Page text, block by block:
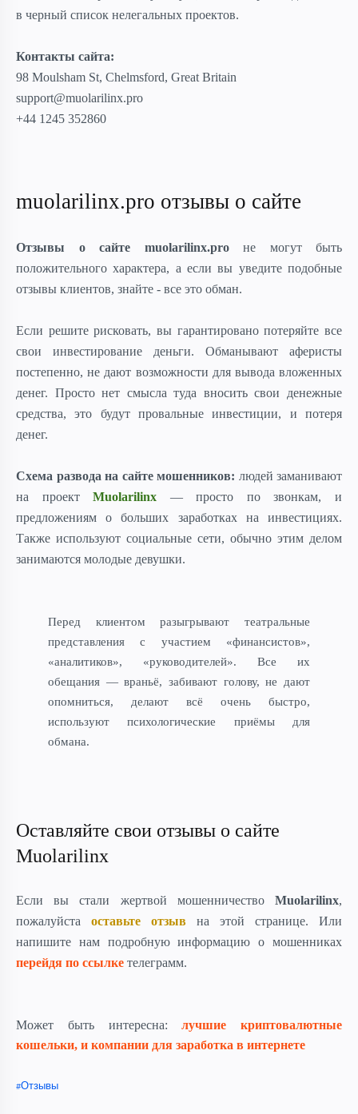
в черный список нелегальных проектов.
Контакты сайта:
98 Moulsham St, Chelmsford, Great Britain
support@muolarilinx.pro
+44 1245 352860
muolarilinx.pro отзывы о сайте
Отзывы о сайте muolarilinx.proне могут быть
положительного характера, а если вы уведите подобные
отзывы клиентов, знайте - все это обман.
Если решите рисковать, вы гарантировано потеряйте все
свои инвестирование деньги. Обманывают аферисты
постепенно, не дают возможности для вывода вложенных
денег. Просто нет смысла туда вносить свои денежные
средства, это будут провальные инвестиции, и потеря
денег.
Схема развода на сайте мошенников: людей заманивают
на проектMuolarilinx — просто по звонкам, и
предложениям о больших заработках на инвестициях.
Также используют социальные сети, обычно этим делом
занимаются молодые девушки.
Перед клиентом разыгрывают театральные
представления с участием «финансистов»,
«аналитиков», «руководителей». Все их
обещания — враньё, забивают голову, не дают
опомниться, делают всё очень быстро,
используют психологические приёмы для
обмана.
Оставляйте свои отзывы о сайте
Muolarilinx
Если вы стали жертвой мошенничество Muolarilinx,
пожалуйста оставьте отзыв на этой странице. Или
напишите нам подробную информацию о мошенниках
перейдя по ссылке телеграмм.
Может быть интересна:
лучшие криптовалютные
кошельки, и компании для заработка в интернете
Отзывы